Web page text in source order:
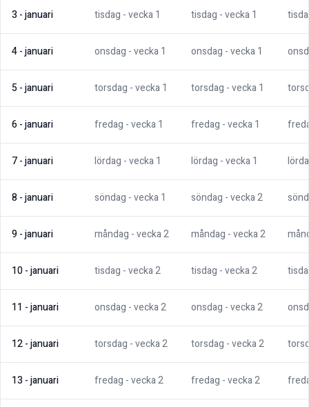
3 -januari tisdag - vecka1 tisdag - vecka1
4-januari onsdag - vecka1 onsdag - vecka1
5-januari torsdag - vecka1 torsdag - vecka1
6-januari fredag - vecka1 fredag - vecka1
7-januari lördag - vecka1 lördag - vecka1
8-januari söndag - vecka1 söndag - vecka2
9-januari måndag - vecka2 måndag - vecka2
10-januari tisdag - vecka2 tisdag - vecka2
11 -januari onsdag - vecka2 onsdag - vecka2
12-januari torsdag - vecka2 torsdag - vecka2
13 -januari fredag - vecka2 fredag - vecka2